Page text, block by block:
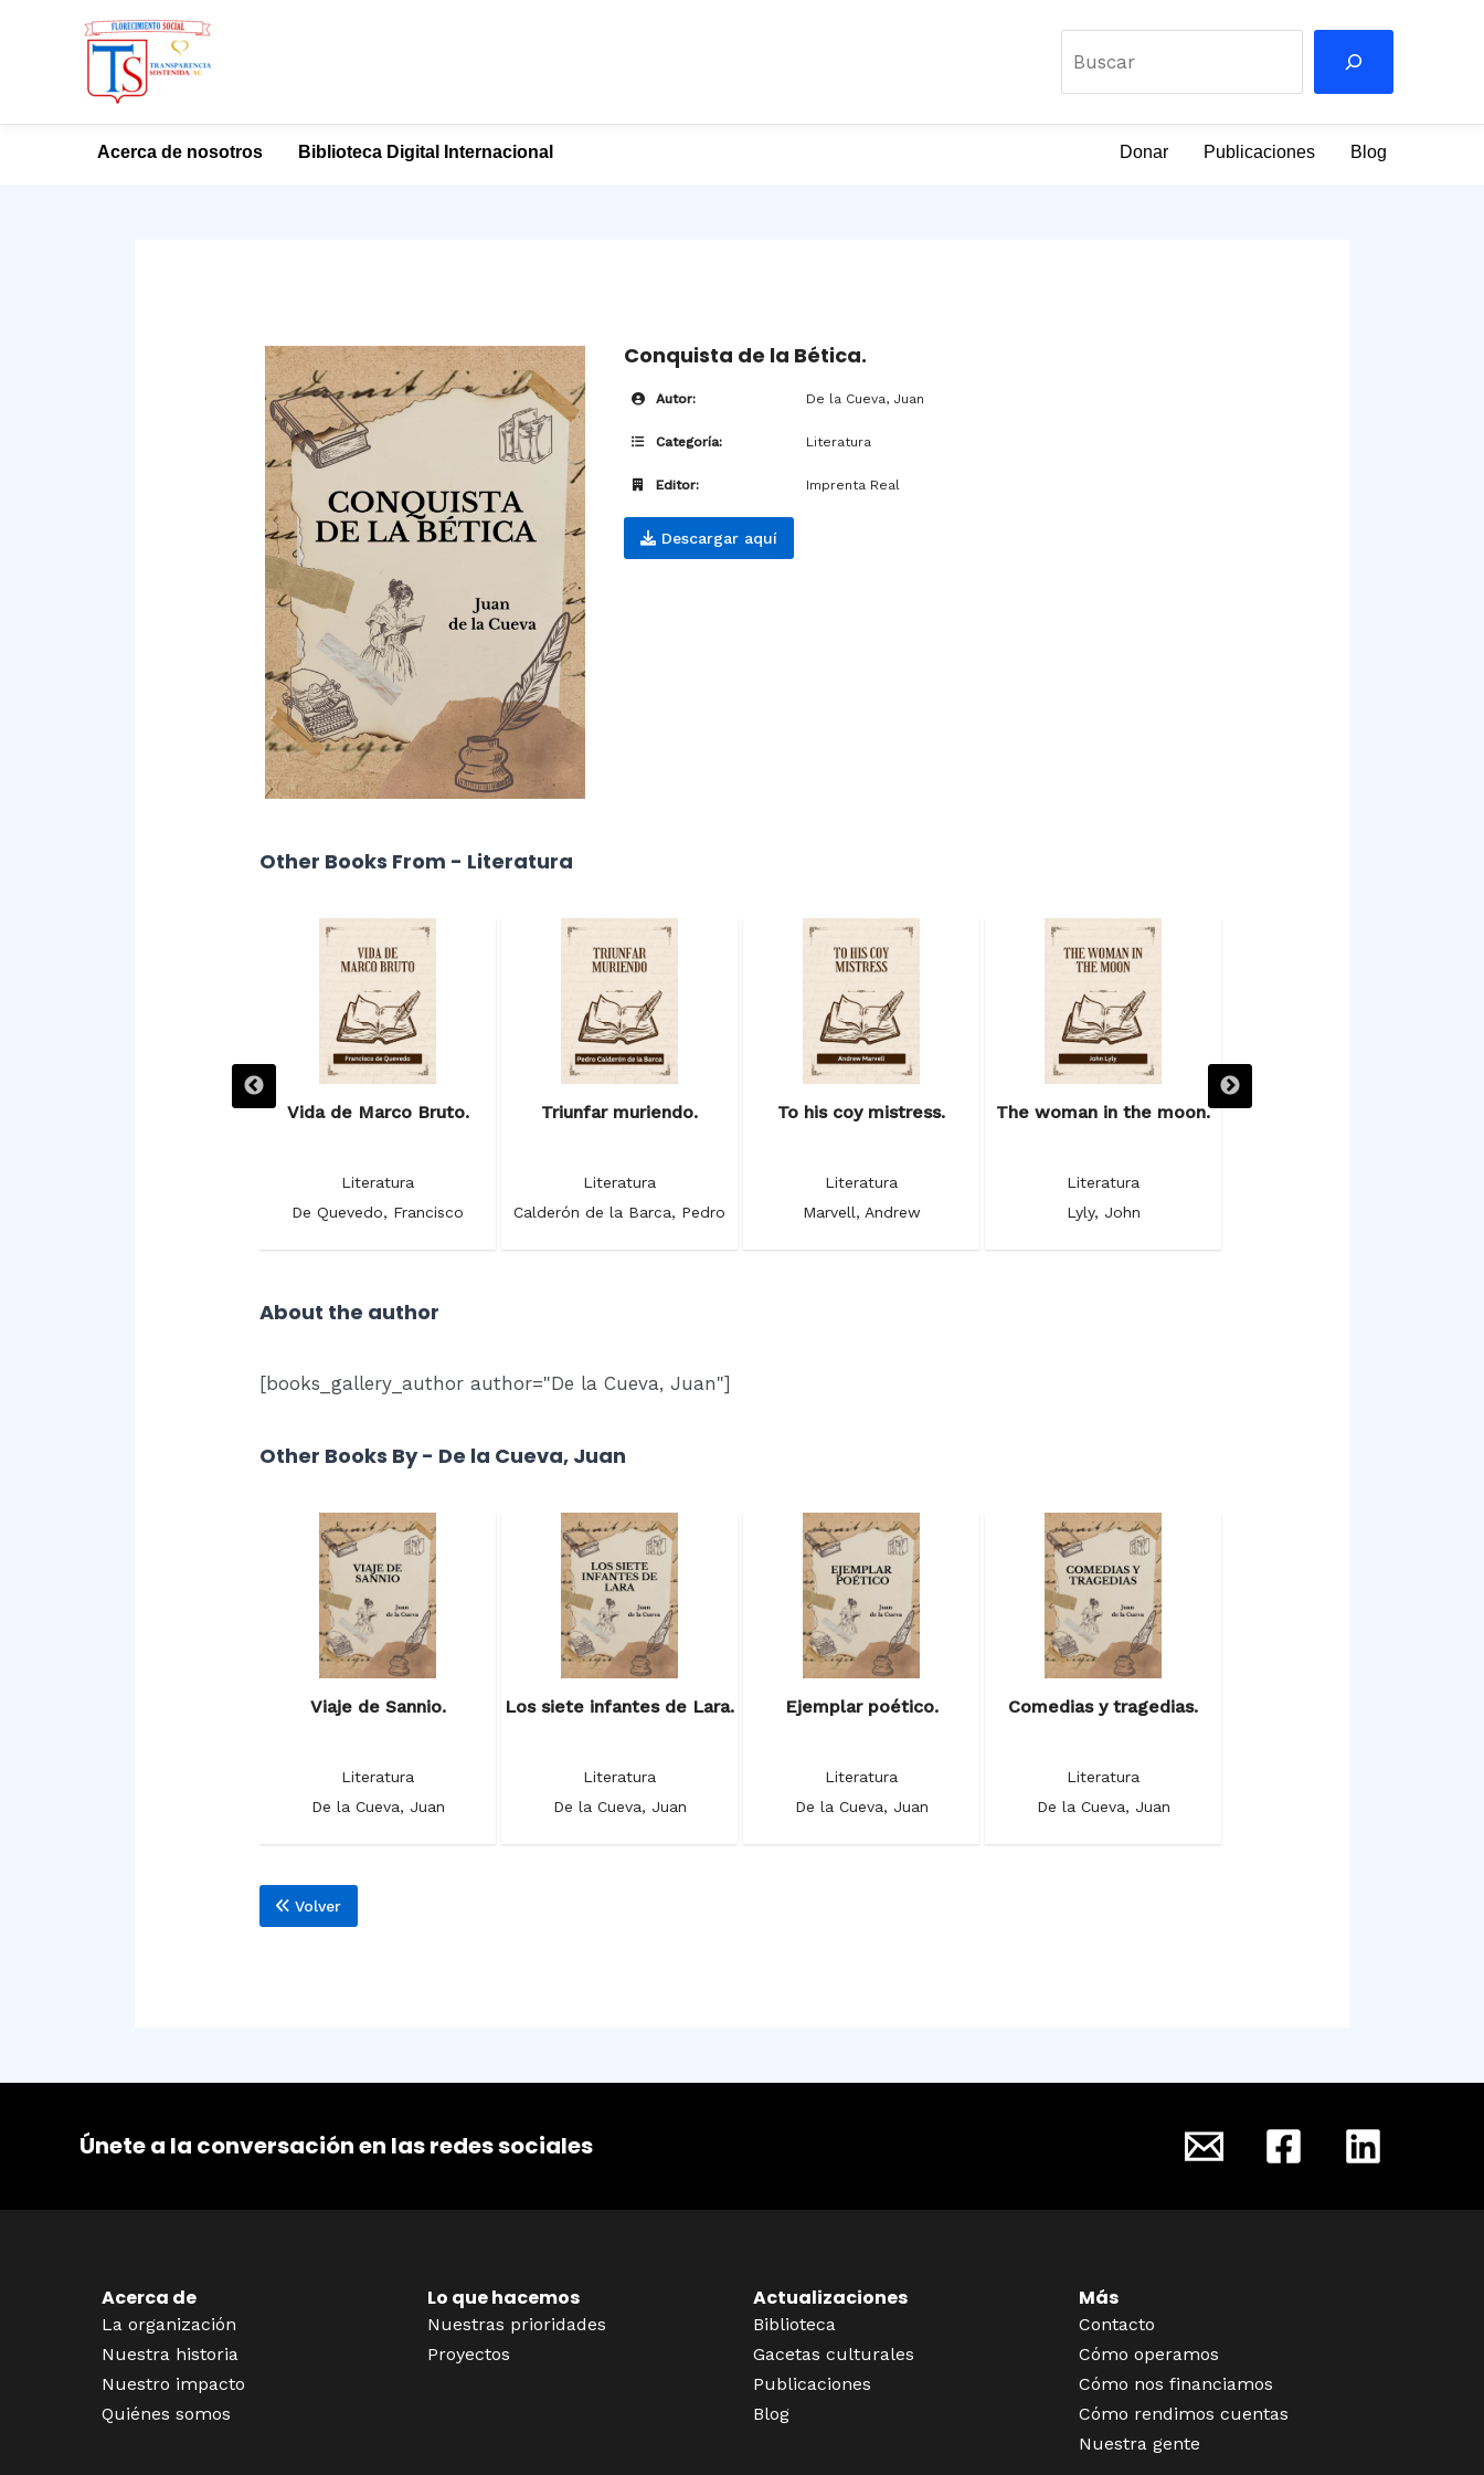
Buscar
Acerca de nosotros Biblioteca Digital Internacional Donar Publicaciones Blog
Conquista de la Bética.
Autor: De la Cueva, Juan
Categoría: Literatura
Editor: Imprenta Real
Descargar aquí
Other Books From - Literatura
Vida de Marco Bruto.
Literatura
De Quevedo, Francisco
Triunfar muriendo.
Literatura
Calderón de la Barca, Pedro
To his coy mistress.
Literatura
Marvell, Andrew
The woman in the moon.
Literatura
Lyly, John
About the author
[books_gallery_author author="De la Cueva, Juan"]
Other Books By - De la Cueva, Juan
Viaje de Sannio.
Literatura
De la Cueva, Juan
Los siete infantes de Lara.
Literatura
De la Cueva, Juan
Ejemplar poético.
Literatura
De la Cueva, Juan
Comedias y tragedias.
Literatura
De la Cueva, Juan
Volver
Únete a la conversación en las redes sociales
Acerca de
La organización
Nuestra historia
Nuestro impacto
Quiénes somos
Lo que hacemos
Nuestras prioridades
Proyectos
Actualizaciones
Biblioteca
Gacetas culturales
Publicaciones
Blog
Más
Contacto
Cómo operamos
Cómo nos financiamos
Cómo rendimos cuentas
Nuestra gente